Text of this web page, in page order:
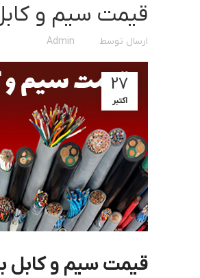
قیمت سیم و
ارسال توسط Admin
27
اکتبر
قیمت سیم و کابل